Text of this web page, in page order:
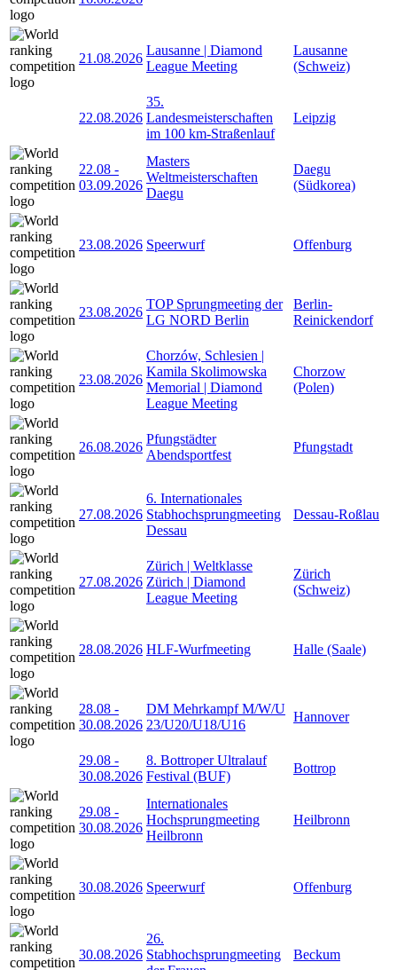
21.08.2026
Lausanne | Diamond
League Meeting
Lausanne
(Schweiz)
22.08.2026
35.
Landesmeisterschaften
im 100 km-Straßenlauf
Leipzig
22.08 -
03.09.2026
Masters
Weltmeisterschaften
Daegu
Daegu
(Südkorea)
23.08.2026 Speerwurf Offenburg
23.08.2026
TOP Sprungmeeting der
LG NORD Berlin
Berlin-
Reinickendorf
23.08.2026
Chorzów, Schlesien |
Kamila Skolimowska
Memorial | Diamond
League Meeting
Chorzow
(Polen)
26.08.2026
Pfungstädter
Abendsportfest
Pfungstadt
27.08.2026
6. Internationales
Stabhochsprungmeeting
Dessau
Dessau-Roßlau
27.08.2026
Zürich | Weltklasse
Zürich | Diamond
League Meeting
Zürich
(Schweiz)
28.08.2026 HLF-Wurfmeeting Halle (Saale)
28.08 -
30.08.2026
DM Mehrkampf M/W/U
23/U20/U18/U16
Hannover
29.08 -
30.08.2026
8. Bottroper Ultralauf
Festival (BUF)
Bottrop
29.08 -
30.08.2026
Internationales
Hochsprungmeeting
Heilbronn
Heilbronn
30.08.2026 Speerwurf Offenburg
30.08.2026
26.
Stabhochsprungmeeting
Beckum